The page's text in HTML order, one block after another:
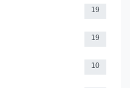
19
19
10